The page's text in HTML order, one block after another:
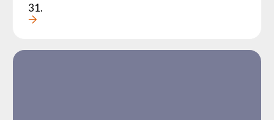
31.
Läs mer om denna Aktuellt